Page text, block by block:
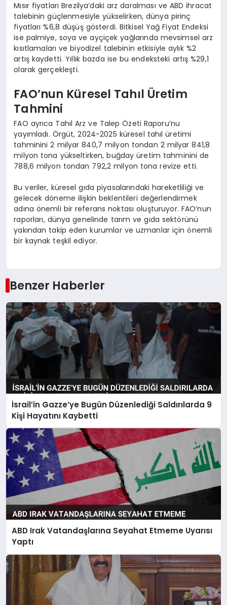
Mısır fiyatları Brezilya’daki arz daralması ve ABD ihracat
talebinin güçlenmesiyle yükselirken, dünya pirinç
fiyatları %6,8 düşüş gösterdi. Bitkisel Yağ Fiyat Endeksi
ise palmiye, soya ve ayçiçek yağlarında mevsimsel arz
kısıtlamaları ve biyodizel talebinin etkisiyle aylık %2
artış kaydetti. Yıllık bazda ise bu endeksteki artış %29,1
olarak gerçekleşti.
FAO’nun Küresel Tahıl Üretim
Tahmini
FAO ayrıca Tahıl Arz ve Talep Özeti Raporu’nu
yayımladı. Örgüt, 2024-2025 küresel tahıl üretimi
tahminini 2 milyar 840,7 milyon tondan 2 milyar 841,8
milyon tona yükseltirken, buğday üretim tahminini de
788,6 milyon tondan 792,2 milyon tona revize etti.
Bu veriler, küresel gıda piyasalarındaki hareketliliği ve
gelecek döneme ilişkin beklentileri değerlendirmek
adına önemli bir referans noktası oluşturuyor. FAO’nun
raporları, dünya genelinde tarım ve gıda sektörünü
yakından takip eden kurumlar ve uzmanlar için önemli
bir kaynak teşkil ediyor.
Benzer Haberler
İsrail’in Gazze’ye Bugün Düzenlediği Saldırılarda 9
Kişi Hayatını Kaybetti
ABD Irak Vatandaşlarına Seyahat Etmeme Uyarısı
Yaptı